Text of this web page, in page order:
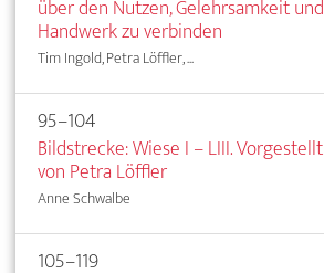
über den Nutzen, Gelehrsamkeit und
Handwerk zu verbinden
Tim Ingold, Petra Löffler, ...
95–104
Bildstrecke: Wiese I – LIII. Vorgestellt
von Petra Löffler
Anne Schwalbe
105–119